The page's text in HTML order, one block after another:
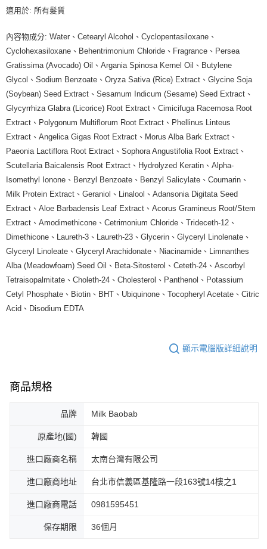
適用於: 所有髮質
內容物成分: Water、Cetearyl Alcohol、Cyclopentasiloxane、
Cyclohexasiloxane、Behentrimonium Chloride、Fragrance、Persea
Gratissima (Avocado) Oil、Argania Spinosa Kernel Oil、Butylene
Glycol、Sodium Benzoate、Oryza Sativa (Rice) Extract、Glycine Soja
(Soybean) Seed Extract、Sesamum Indicum (Sesame) Seed Extract、
Glycyrrhiza Glabra (Licorice) Root Extract、Cimicifuga Racemosa Root
Extract、Polygonum Multiflorum Root Extract、Phellinus Linteus
Extract、Angelica Gigas Root Extract、Morus Alba Bark Extract、
Paeonia Lactiflora Root Extract、Sophora Angustifolia Root Extract、
Scutellaria Baicalensis Root Extract、Hydrolyzed Keratin、Alpha-
Isomethyl Ionone、Benzyl Benzoate、Benzyl Salicylate、Coumarin、
Milk Protein Extract、Geraniol、Linalool、Adansonia Digitata Seed
Extract、Aloe Barbadensis Leaf Extract、Acorus Gramineus Root/Stem
Extract、Amodimethicone、Cetrimonium Chloride、Trideceth-12、
Dimethicone、Laureth-3、Laureth-23、Glycerin、Glyceryl Linolenate、
Glyceryl Linoleate、Glyceryl Arachidonate、Niacinamide、Limnanthes
Alba (Meadowfoam) Seed Oil、Beta-Sitosterol、Ceteth-24、Ascorbyl
Tetraisopalmitate、Choleth-24、Cholesterol、Panthenol、Potassium
Cetyl Phosphate、Biotin、BHT、Ubiquinone、Tocopheryl Acetate、Citric
Acid、Disodium EDTA
顯示電腦版詳細說明
商品規格
品牌 Milk Baobab
原產地(國) 韓國
進口廠商名稱 太南台灣有限公司
進口廠商地址 台北市信義區基隆路一段163號14樓之1
進口廠商電話 0981595451
保存期限 36個月